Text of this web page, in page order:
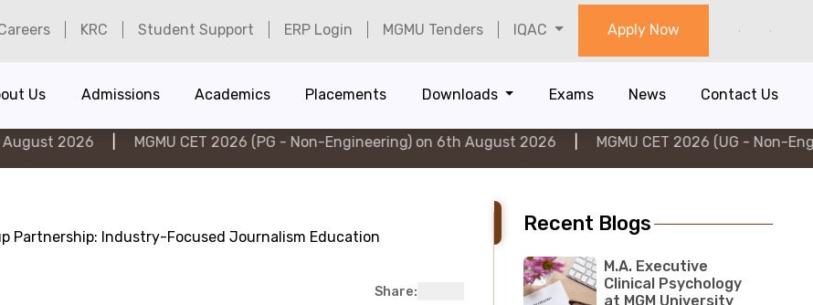
KRC Student Support ERP Login MGMU Tenders IQAC Apply Now
Us Admissions Academics Placements Downloads Exams News Contact Us
| MGMU CET 2026 (PG - Non-Engineering) on 6th August 2026 | MGMU CET 2026 (UG - Non-Engineering) on
Partnership: Industry-Focused Journalism Education
Share:
Recent Blogs
M.A. Executive
Clinical Psychology
at MGM University